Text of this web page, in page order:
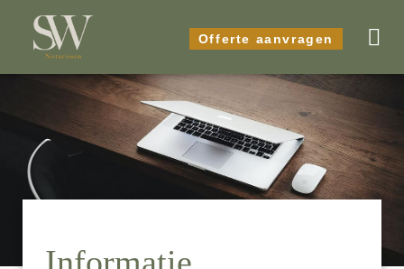
Offerte aanvragen